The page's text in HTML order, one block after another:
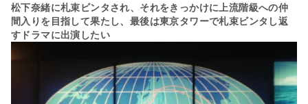
松下奈緒に札束ビンタされ、それをきっかけに上流階級への仲
間入りを目指して果たし、最後は東京タワーで札束ビンタし返
すドラマに出演したい